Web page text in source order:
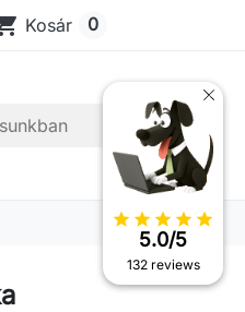
Kosár 0
star star star star star
5.0/5
132 reviews